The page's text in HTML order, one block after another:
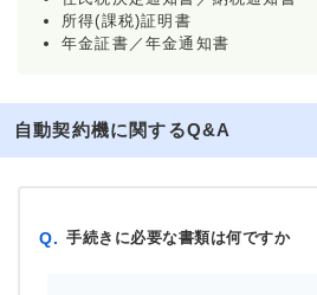
所得(課税)証明書
年金証書／年金通知書
自動契約機に関するQ&A
Q. 手続きに必要な書類は何ですか